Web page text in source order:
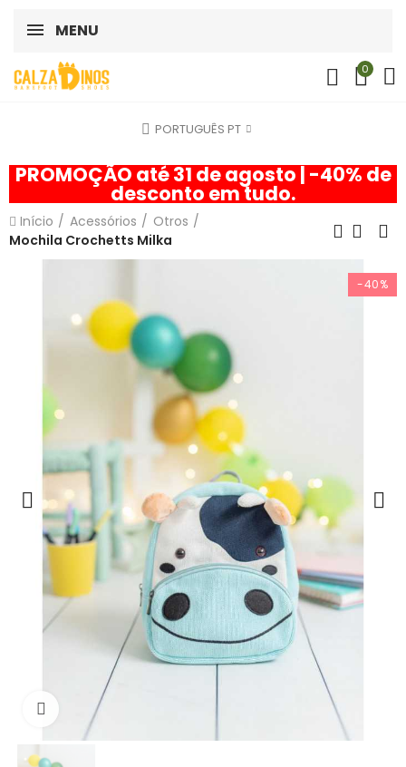
MENU
0
PORTUGUÊS PT
PROMOÇÃO até 31 de agosto | -40% de
desconto em tudo.
Início Acessórios
Otros
Mochila Crochetts Milka
-40%
Clique para ampliar